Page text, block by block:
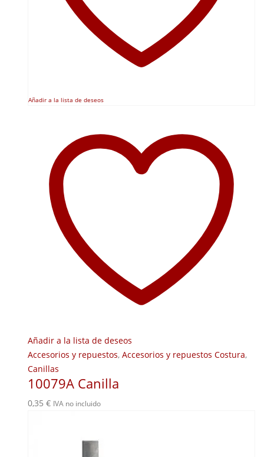
Añadir a la lista de deseos
Añadir a la lista de deseos
Accesorios y repuestos, Accesorios y repuestos Costura,
Canillas
10079A Canilla
0,35 € IVA no incluido